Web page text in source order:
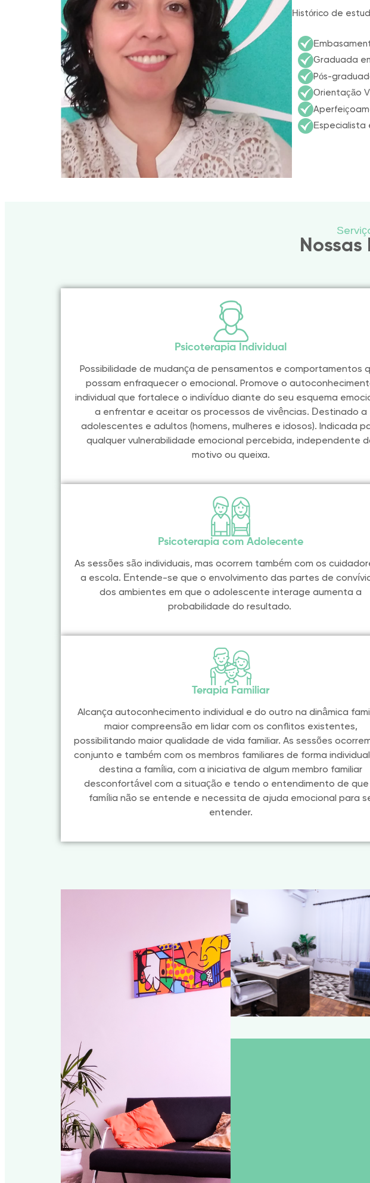
Histórico de
Graduada
Pós-
Orientação
Especialista
Psicoterapia Individual
Possibilidade de mudança de pensamentos e comportamentos
possam enfraquecer o emocional. Promove o
individual que fortalece o indivíduo diante do seu esquema
a enfrentar e aceitar os processos de vivências. Destinado a
adolescentes e adultos (homens, mulheres e idosos). Indicada
qualquer vulnerabilidade emocional percebida, independente
motivo ou queixa.
Psicoterapia com Adolecente
As sessões são individuais, mas ocorrem também com os
a escola. Entende-se que o envolvimento das partes de
dos ambientes em que o adolescente interage aumenta a
probabilidade do resultado.
Terapia Familiar
Alcança autoconhecimento individual e do outro na dinâmica
maior compreensão em lidar com os conflitos existentes,
possibilitando maior qualidade de vida familiar. As sessões
conjunto e também com os membros familiares de forma
destina a família, com a iniciativa de algum membro familiar
desconfortável com a situação e tendo o entendimento de que
família não se entende e necessita de ajuda emocional para
entender.